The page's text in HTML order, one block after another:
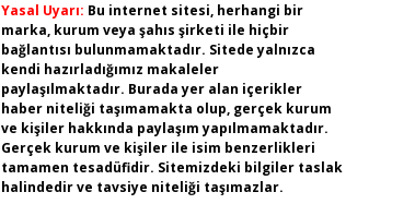
Yasal Uyarı: Bu internet sitesi, herhangi bir
marka, kurum veya şahıs şirketi ile hiçbir
bağlantısı bulunmamaktadır. Sitede yalnızca
kendi hazırladığımız makaleler
paylaşılmaktadır. Burada yer alan içerikler
haber niteliği taşımamakta olup, gerçek kurum
ve kişiler hakkında paylaşım yapılmamaktadır.
Gerçek kurum ve kişiler ile isim benzerlikleri
tamamen tesadüfidir. Sitemizdeki bilgiler taslak
halindedir ve tavsiye niteliği taşımazlar.